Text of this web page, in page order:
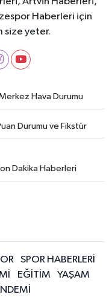
Haberleri için
size yeter.
Hava Durumu
Durumu ve Fikstür
Dakika Haberleri
SPOR HABERLERİ
EĞİTİM
YAŞAM